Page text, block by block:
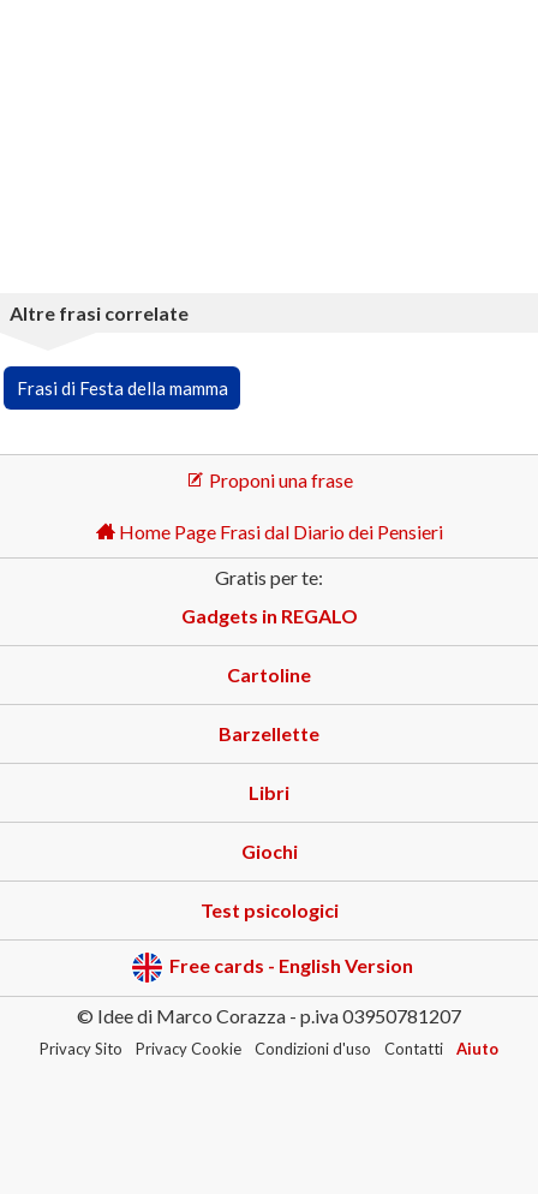
Altre frasi correlate
Frasi di Festa della mamma
Proponi una frase
Home Page Frasi dal Diario dei Pensieri
Gratis per te:
Gadgets in REGALO
Cartoline
Barzellette
Libri
Giochi
Test psicologici
Free cards - English Version
© Idee di Marco Corazza - p.iva 03950781207
Privacy Sito Privacy Cookie Condizioni d'uso Contatti Aiuto